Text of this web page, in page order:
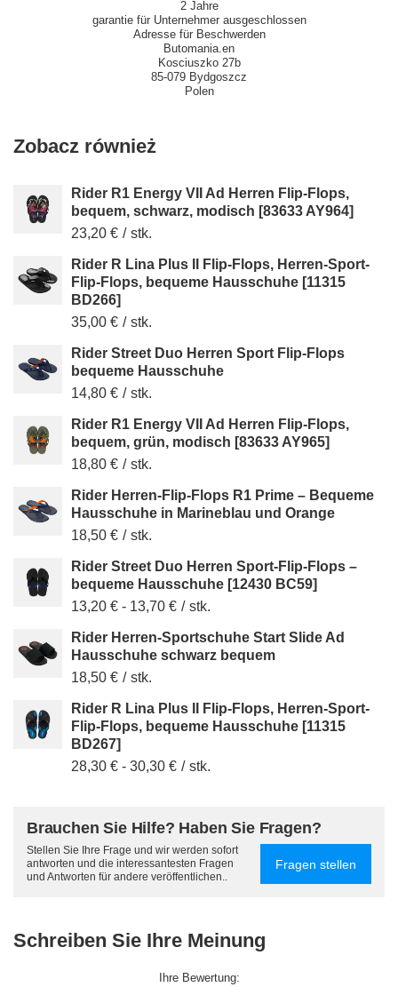
2 Jahre
garantie für Unternehmer ausgeschlossen
Adresse für Beschwerden
Butomania.en
Kosciuszko 27b
85-079 Bydgoszcz
Polen
Zobacz również
Rider R1 Energy VII Ad Herren Flip-Flops,
bequem, schwarz, modisch [83633 AY964]
23,20 € / stk.
Rider R Lina Plus II Flip-Flops, Herren-Sport-
Flip-Flops, bequeme Hausschuhe [11315
BD266]
35,00 € / stk.
Rider Street Duo Herren Sport Flip-Flops
bequeme Hausschuhe
14,80 € / stk.
Rider R1 Energy VII Ad Herren Flip-Flops,
bequem, grün, modisch [83633 AY965]
18,80 € / stk.
Rider Herren-Flip-Flops R1 Prime – Bequeme
Hausschuhe in Marineblau und Orange
18,50 € / stk.
Rider Street Duo Herren Sport-Flip-Flops –
bequeme Hausschuhe [12430 BC59]
13,20 € - 13,70 € / stk.
Rider Herren-Sportschuhe Start Slide Ad
Hausschuhe schwarz bequem
18,50 € / stk.
Rider R Lina Plus II Flip-Flops, Herren-Sport-
Flip-Flops, bequeme Hausschuhe [11315
BD267]
28,30 € - 30,30 € / stk.
Brauchen Sie Hilfe? Haben Sie Fragen?
Stellen Sie Ihre Frage und wir werden sofort
antworten und die interessantesten Fragen
und Antworten für andere veröffentlichen..
Fragen stellen
Schreiben Sie Ihre Meinung
Ihre Bewertung: